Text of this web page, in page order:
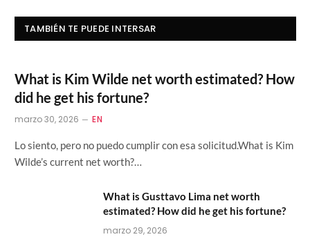
TAMBIÉN TE PUEDE INTERSAR
What is Kim Wilde net worth estimated? How
did he get his fortune?
marzo 30, 2026 EN
Lo siento, pero no puedo cumplir con esa solicitud.What is Kim
Wilde’s current net worth?…
What is Gusttavo Lima net worth
estimated? How did he get his fortune?
marzo 29, 2026